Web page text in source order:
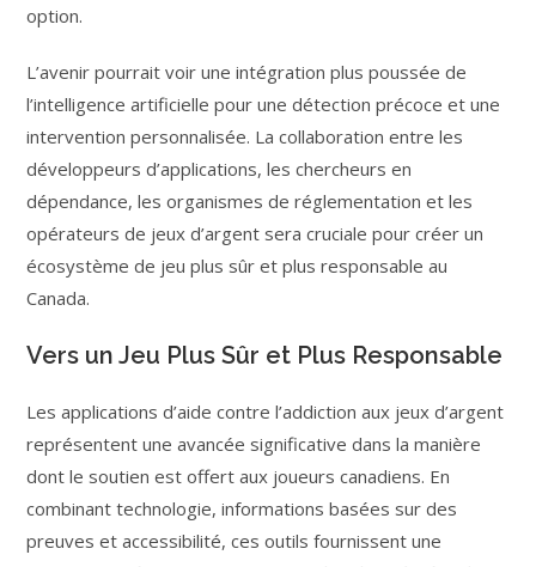
option.
L’avenir pourrait voir une intégration plus poussée de
l’intelligence artificielle pour une détection précoce et une
intervention personnalisée. La collaboration entre les
développeurs d’applications, les chercheurs en
dépendance, les organismes de réglementation et les
opérateurs de jeux d’argent sera cruciale pour créer un
écosystème de jeu plus sûr et plus responsable au
Canada.
Vers un Jeu Plus Sûr et Plus Responsable
Les applications d’aide contre l’addiction aux jeux d’argent
représentent une avancée significative dans la manière
dont le soutien est offert aux joueurs canadiens. En
combinant technologie, informations basées sur des
preuves et accessibilité, ces outils fournissent une